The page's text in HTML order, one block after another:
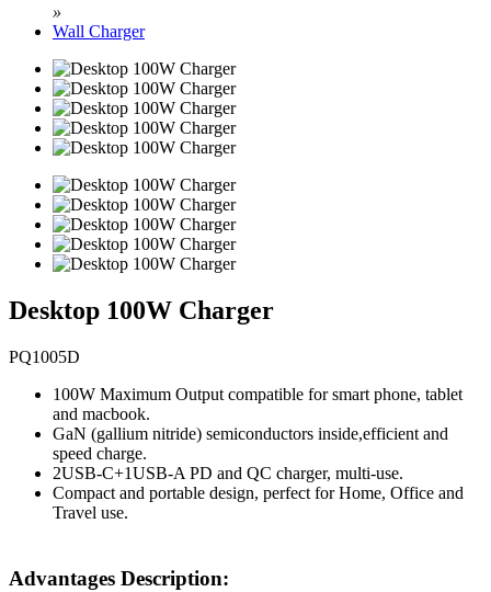
»
Wall Charger
Desktop 100W Charger
PQ1005D
100W Maximum Output compatible for smart phone, tablet
and macbook.
GaN (gallium nitride) semiconductors inside,efficient and
speed charge.
2USB-C+1USB-A PD and QC charger, multi-use.
Compact and portable design, perfect for Home, Office and
Travel use.
Advantages Description: